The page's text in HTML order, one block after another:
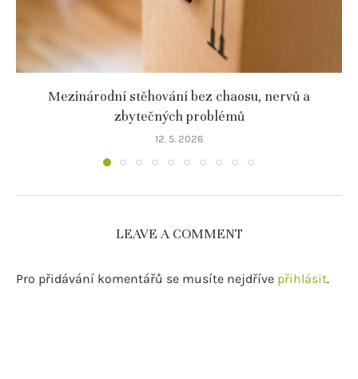
Mezinárodní stěhování bez chaosu, nervů a
zbytečných problémů
12. 5. 2026
LEAVE A COMMENT
Pro přidávání komentářů se musíte nejdříve přihlásit.